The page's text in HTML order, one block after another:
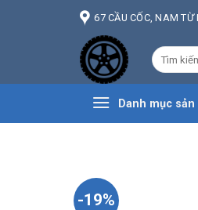
67 CẦU CỐC, NAM TỪ
Tìm
kiếm:
Danh mục
-19%